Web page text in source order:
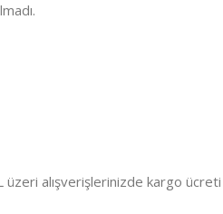
üzeri alışverişlerinizde kargo ücreti